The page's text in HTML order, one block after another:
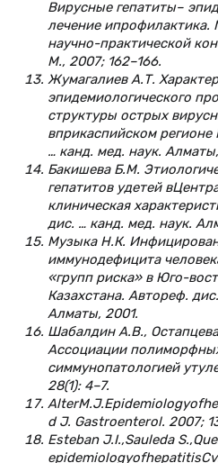
Вирусные гепатиты–
лечение ипрофилактика.
научно-практической
М., 2007; 162–166.
Жумагалиев А.Т.
эпидемиологического
структуры острых
вприкаспийском регионе
… канд. мед. наук.
Бакишева Б.М.
гепатитов удетей
клиническая
дис. … канд. мед. наук.
Музыка Н.К.
иммунодефицита
«групп риска» в Юго-
Казахстана. Автореф.
Алматы, 2001.
Шабалдин А.В.,
Ассоциации
симмунопатологией
28(1): 4–7.
d J. Gastroenterol. 2007;
Esteban J.I.,Sauleda